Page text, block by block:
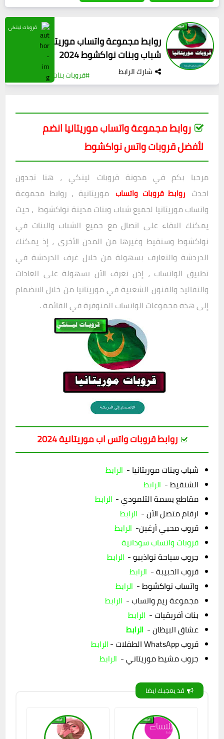
روابط مجموعة واتساب موريتانيا لكل
شباب وبنات نواكشوط 2024
شارك الرابط #قروبات بنات
قروبات لينكي
روابط مجموعة واتساب موريتانيا انضم
لأفضل قروبات واتس نواكشوط
مرحبا بكم في مدونة قروبات لينكي ، هنا تجدون
احدث روابط قروبات واتساب موريتانية ، روابط مجموعة
واتساب موريتانيا لجميع شباب وبنات مدينة نواكشوط ، حيث
يمكنك البقاء على اتصال مع جميع الشباب والبنات في
نواكشوط وسنقيط وغيرها من المدن الأخرى ، إذ يمكنك
الدردشة والتعارف بسهولة من خلال غرف الدردشة في
تطبيق الواتساب ، إذن تعرف الآن بسهولة على العادات
والتقاليد والفنون الشعبية في موريتانيا من خلال الانضمام
إلى هذه مجموعات الواتساب المتوفرة في القائمة .
روابط قروبات واتس اب موريتانية 2024
شباب وبنات موريتانيا - الرابط
الشنقيط - الرابط
مقاطع بسمة التلمودي - الرابط
ارقام متصل الآن - الرابط
قروب محبي أرغين- الرابط
قروبات واتساب سودانية
جروب سياحة نواذيبو - الرابط
قروب الحبيبة - الرابط
واتساب نواكشوط - الرابط
مجموعة ريم واتساب - الرابط
بنات أفريقيات - الرابط
عشاق البيظان - الرابط
قروب WhatsApp الطفلات - الرابط
جروب مشيط موريتاني - الرابط
قد يعجبك ايضا